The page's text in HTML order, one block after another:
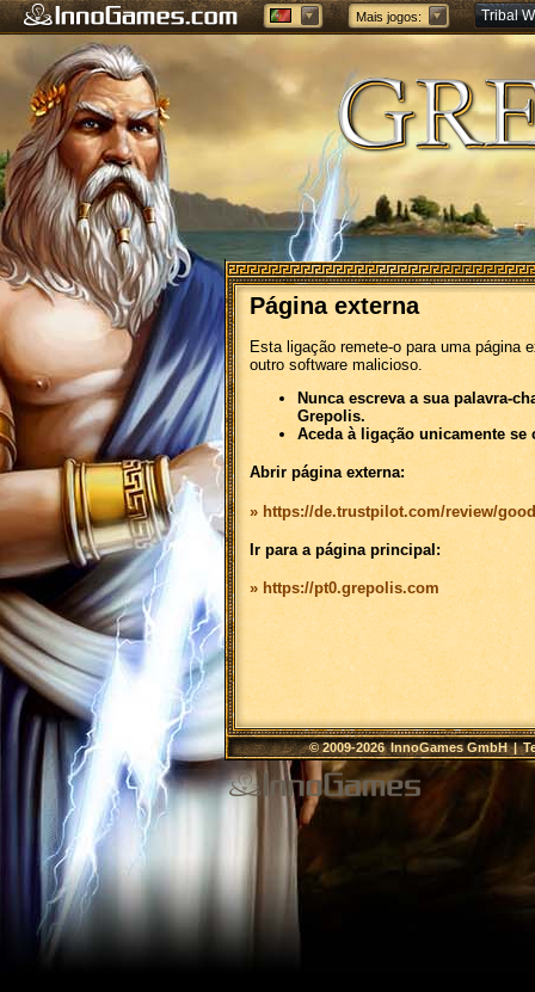
Mais jogos: Tribal
Forge
Página externa
Esta ligação remete-o para uma página
outro software malicioso.
Nunca escreva a sua palavra-
Grepolis.
Aceda à ligação unicamente
Abrir página externa:
» https://de.trustpilot.com/review/
Ir para a página principal:
» https://pt0.grepolis.com
© 2009-2026InnoGames GmbH|